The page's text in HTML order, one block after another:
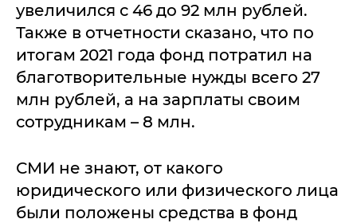
увеличился с 46 до 92 млн рублей.
Также в отчетности сказано, что по
итогам 2021 года фонд потратил на
благотворительные нужды всего 27
млн рублей, а на зарплаты своим
сотрудникам – 8 млн.
СМИ не знают, от какого
юридического или физического лица
были положены средства в фонд